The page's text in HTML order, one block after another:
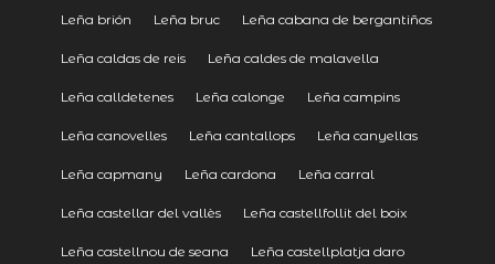
Leña brión Leña bruc Leña cabana de bergantiños
Leña caldas de reis Leña caldes de malavella
Leña calldetenes Leña calonge Leña campins
Leña canovelles Leña cantallops Leña canyellas
Leña capmany Leña cardona Leña carral
Leña castellar del vallès Leña castellfollit del boix
Leña castellnou de seana Leña castellplatja daro